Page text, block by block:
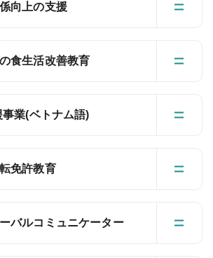
向上の支援
食生活改善教育
事業(ベトナム語)
免許教育
バルコミュニケーター